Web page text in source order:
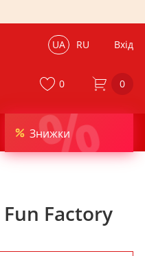
UA RU Вхід
0
%
Знижки
0
Factory